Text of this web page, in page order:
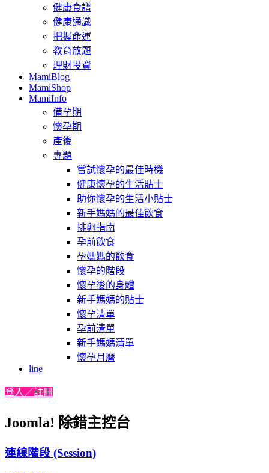
健康食譜
健康通識
把握命運
教育放題
理財投資
MamiBlog
MamiShop
MamiInfo
備孕期
懷孕期
產後
專題
嘗試懷孕的最佳時機
健康懷孕的生活貼士
助你懷孕的生活小貼士
新手媽媽的最佳飲食
排卵指南
孕前飲食
孕媽媽的飲食
懷孕的階段
懷孕後的身體
新手媽媽的貼士
懷孕清單
孕前清單
新手媽媽清單
懷孕月曆
line
登入／註冊
Joomla! 除錯主控台
連線階段 (Session)